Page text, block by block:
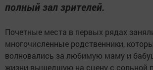
полный зал зрителей.
Почетные места в первых рядах
многочисленные родственники,
волновались за любимую маму и
жизни вышедшую на сцену с сольной